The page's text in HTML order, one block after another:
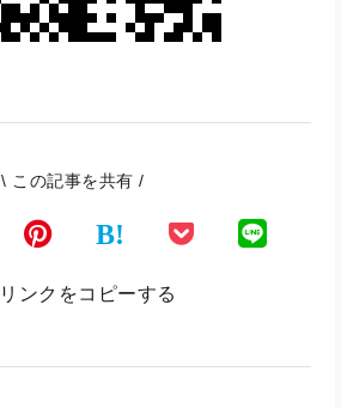
\ この記事を共有 /
B!
リンクをコピーする